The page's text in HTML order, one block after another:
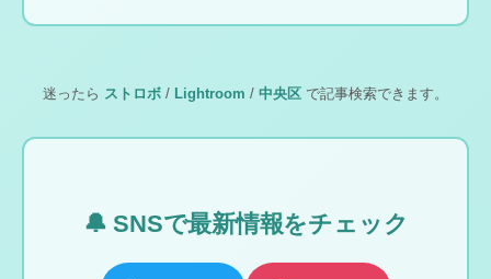
迷ったら ストロボ / Lightroom / 中央区 で記事検索できます。
🔔 SNSで最新情報をチェック